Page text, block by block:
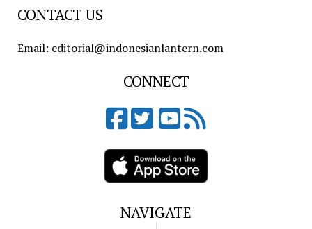
CONTACT US
Email: editorial@indonesianlantern.com
CONNECT
NAVIGATE